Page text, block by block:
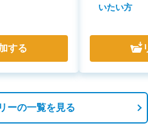
する
いたい方
ーの一覧を見る